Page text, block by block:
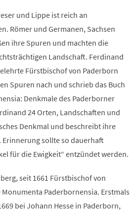
und Lippe ist reich an
Römer und Germanen, Sachsen
ihre Spuren und machten die
Landschaft. Ferdinand
Fürstbischof von Paderborn
Spuren nach und schrieb das Buch
Denkmale des Paderborner
24 Orten, Landschaften und
Denkmal und beschreibt ihre
Erinnerung sollte so dauerhaft
für die Ewigkeit“ entzündet werden.
seit 1661 Fürstbischof von
Paderbornensia. Erstmals
bei Johann Hesse in Paderborn,